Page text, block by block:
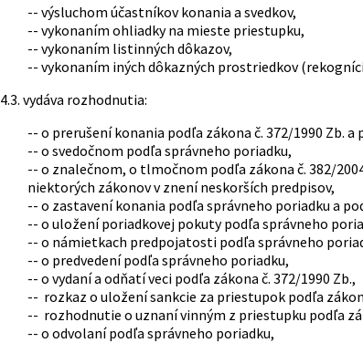
-- výsluchom účastníkov konania a svedkov,
-- vykonaním ohliadky na mieste priestupku,
-- vykonaním listinných dôkazov,
-- vykonaním iných dôkazných prostriedkov
4.3. vydáva rozhodnutia:
-- o prerušení konania podľa zákona č. 372/1990 Zb.
-- o svedočnom podľa správneho poriadku,
-- o znalečnom, o tlmočnom podľa zákona č. 382/
niektorých zákonov v znení neskorších predpisov,
-- o zastavení konania podľa správneho poriadku a
-- o uložení poriadkovej pokuty podľa správneho
-- o námietkach predpojatosti podľa správneho
-- o predvedení podľa správneho poriadku,
-- o vydaní a odňatí veci podľa zákona č. 372/1990 Zb.,
-- rozkaz o uložení sankcie za priestupok podľa
-- rozhodnutie o uznaní vinným z priestupku podľa
-- o odvolaní podľa správneho poriadku,